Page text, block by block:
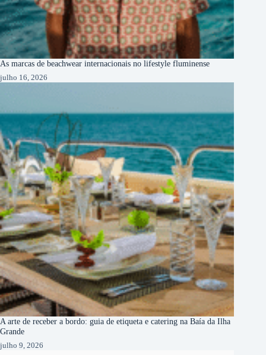
As marcas de beachwear internacionais no lifestyle fluminense
julho 16, 2026
A arte de receber a bordo: guia de etiqueta e catering na Baía da Ilha
Grande
julho 9, 2026